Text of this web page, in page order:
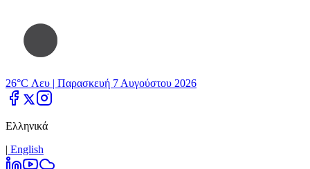
26°C Λευ | Παρασκευή 7 Αυγούστου 2026
Ελληνικά
| Εnglish